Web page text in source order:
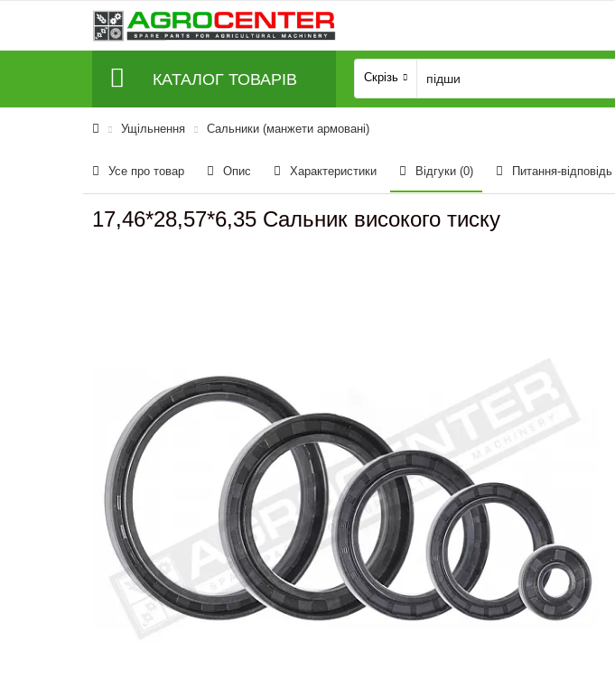
КАТАЛОГ ТОВАРІВ Скрізь
Ущільнення Сальники (манжети армовані)
Усе про товар Опис Характеристики Відгуки (0) Питання-відповідь
17,46*28,57*6,35 Сальник високого тиску